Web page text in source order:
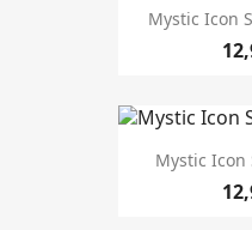
Mystic Icon
Mystic Icon